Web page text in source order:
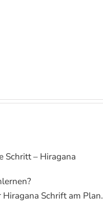
Schritt – Hiragana
Schrift am Plan.